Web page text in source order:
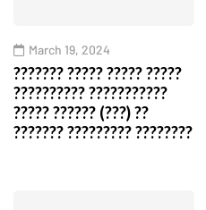
March 19, 2024
??????? ????? ????? ?????
?????????? ???????????
????? ?????? (???) ??
??????? ????????? ????????